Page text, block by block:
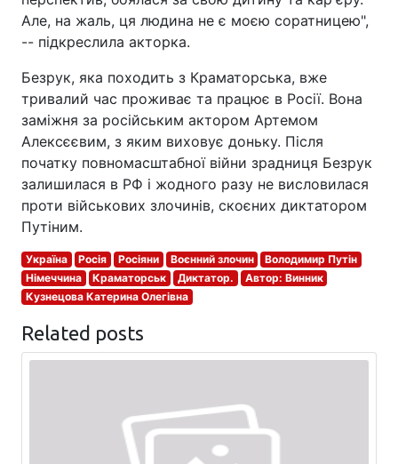
Але, на жаль, ця людина не є моєю соратницею",
-- підкреслила акторка.
Безрук, яка походить з Краматорська, вже
тривалий час проживає та працює в Росії. Вона
заміжня за російським актором Артемом
Алексєєвим, з яким виховує доньку. Після
початку повномасштабної війни зрадниця Безрук
залишилася в РФ і жодного разу не висловилася
проти військових злочинів, скоєних диктатором
Путіним.
Україна Росія Росіяни Воєнний злочин
Володимир Путін
Німеччина
Краматорськ Диктатор.
Автор: Винник
Кузнецова Катерина Олегівна
Related posts